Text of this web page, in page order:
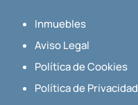
Inmuebles
Aviso Legal
Política de Cookies
Política de Privacidad